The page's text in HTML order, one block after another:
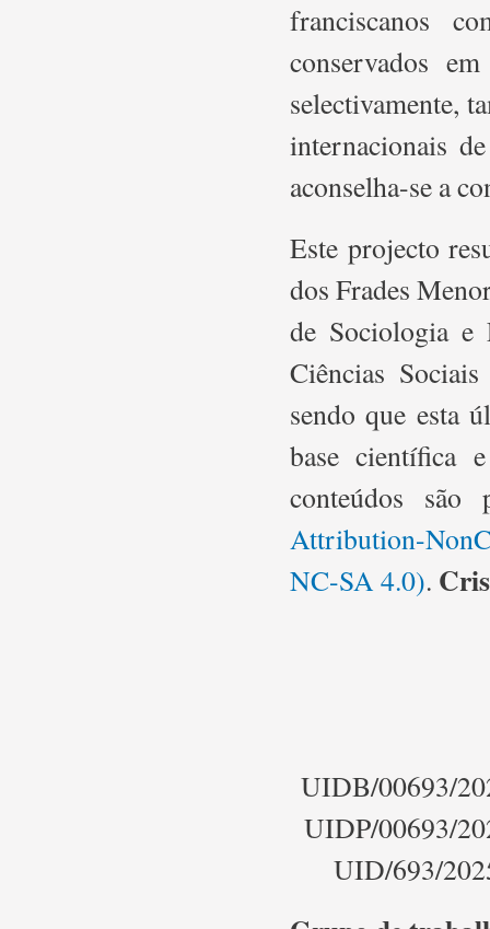
franciscanos
conservados
selectivamente,
internacionais
aconselha-se a
Este projecto
dos Frades
de Sociologia e
Ciências
sendo que esta
base científica
conteúdos
Attribution-
NC-SA 4.0).
UIDB/00693/
UIDP/00693/
UID/693/